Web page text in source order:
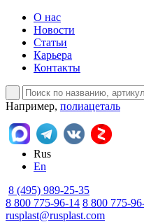
О нас
Новости
Статьи
Карьера
Контакты
Например, полиацеталь
Rus
En
8 (495) 989-25-35
8 800 775-96-14 8 800 775-
rusplast@rusplast.com